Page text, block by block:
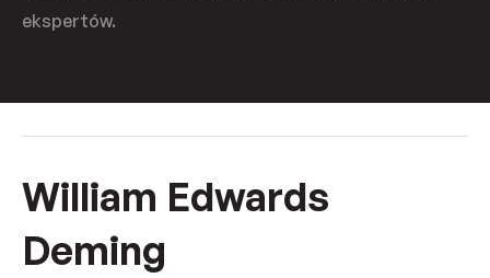
ekspertów.
William Edwards
Deming